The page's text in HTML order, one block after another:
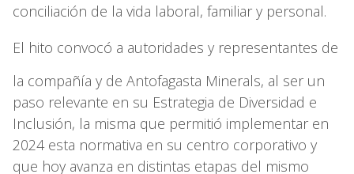
conciliación de la vida laboral, familiar y personal.
El hito convocó a autoridades y representantes de
la compañía y de Antofagasta Minerals, al ser un
paso relevante en su Estrategia de Diversidad e
Inclusión, la misma que permitió implementar en
2024 esta normativa en su centro corporativo y
que hoy avanza en distintas etapas del mismo